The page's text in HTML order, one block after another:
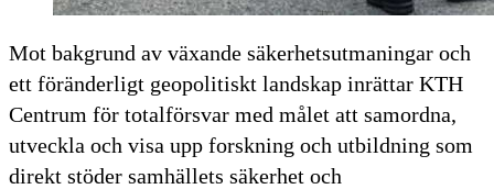
Mot bakgrund av växande säkerhetsutmaningar och
ett föränderligt geopolitiskt landskap inrättar KTH
Centrum för totalförsvar med målet att samordna,
utveckla och visa upp forskning och utbildning som
direkt stöder samhällets säkerhet och